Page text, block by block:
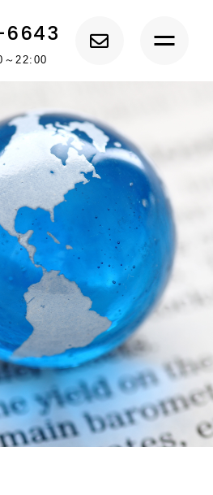
～22:00
トップ
ームについて
ペーン情報
ービス紹介
講師紹介
講者の声
入会の流れ